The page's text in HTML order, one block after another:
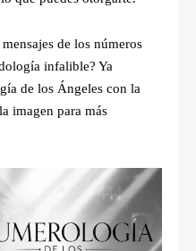
de los números
infalible? Ya
de los Ángeles con la
imagen para más